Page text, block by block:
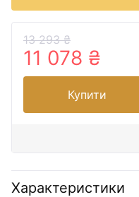
13 293 ₴
11 078 ₴
Купити
Характеристики